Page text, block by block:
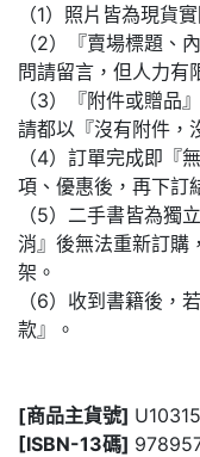
（1）照片皆為現貨
（2）『賣場標題、
問請留言，但人力有
（3）『附件或贈品
請都以『沒有附件，
（4）訂單完成即『
項、優惠後，再下訂
（5）二手書皆為獨
消』後無法重新訂購
架。
（6）收到書籍後，
款』。
[商品主貨號]
[ISBN-13碼]